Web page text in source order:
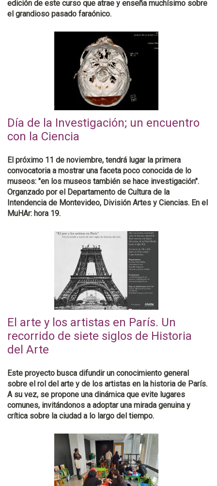
edición de este curso que atrae y enseña muchísimo sobre
el grandioso pasado faraónico.
Día de la Investigación; un encuentro
con la Ciencia
El próximo 11 de noviembre, tendrá lugar la primera
convocatoria a mostrar una faceta poco conocida de lo
museos: "en los museos también se hace investigación".
Organzado por el Departamento de Cultura de la
Intendencia de Montevideo, División Artes y Ciencias. En el
MuHAr: hora 19.
El arte y los artistas en París. Un
recorrido de siete siglos de Historia
del Arte
Este proyecto busca difundir un conocimiento general
sobre el rol del arte y de los artistas en la historia de París.
A su vez, se propone una dinámica que evite lugares
comunes, invitándonos a adoptar una mirada genuina y
crítica sobre la ciudad a lo largo del tiempo.